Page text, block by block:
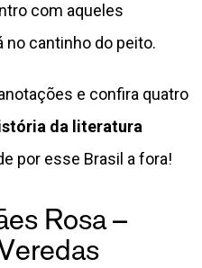
com aqueles
cantinho do peito.
e confira quatro
da literatura
por esse Brasil a fora!
Rosa –